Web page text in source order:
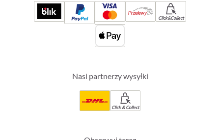
Click&Collect
Nasi partnerzy wysyłki
Click & Collect